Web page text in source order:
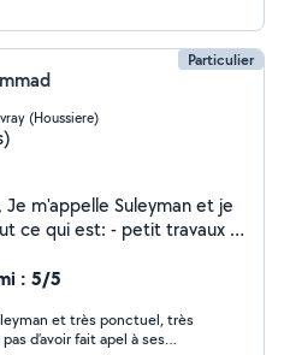
Particulier
(Houssiere)
m'appelle Suleyman et je
- petit travaux -
Etc ) -
et
intérieur et extérieur -
: 5/5
et très ponctuel, très
d’avoir fait apel à ses